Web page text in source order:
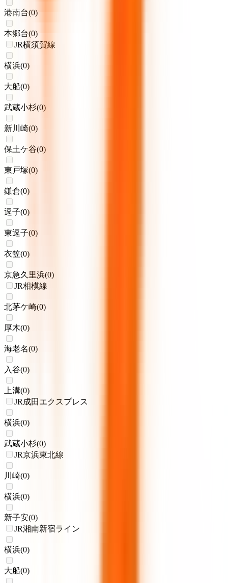
港南台(0)
本郷台(0)
JR横須賀線
横浜(0)
大船(0)
武蔵小杉(0)
新川崎(0)
保土ケ谷(0)
東戸塚(0)
鎌倉(0)
逗子(0)
東逗子(0)
衣笠(0)
京急久里浜(0)
JR相模線
北茅ケ崎(0)
厚木(0)
海老名(0)
入谷(0)
上溝(0)
JR成田エクスプレス
横浜(0)
武蔵小杉(0)
JR京浜東北線
川崎(0)
横浜(0)
新子安(0)
JR湘南新宿ライン
横浜(0)
大船(0)